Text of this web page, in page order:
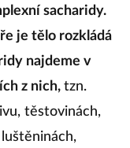
sacharidy.
je tělo rozkládá
najdeme v
z nich, tzn.
těstovinách,